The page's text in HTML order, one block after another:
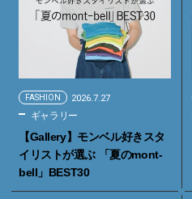
FASHION 2026.7.27
ギャラリー
【Gallery】モンベル好きスタ
イリストが選ぶ 「夏のmont-
bell」BEST30